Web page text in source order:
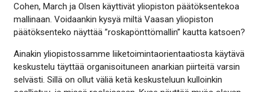
Cohen, March ja Olsen käyttivät yliopiston päätöksentekoa
mallinaan. Voidaankin kysyä miltä Vaasan yliopiston
päätöksenteko näyttää ”roskapönttömallin” kautta katsoen?
Ainakin yliopistossamme liiketoimintaorientaatiosta käytävä
keskustelu täyttää organisoituneen anarkian piirteitä varsin
selvästi. Sillä on ollut väliä ketä keskusteluun kulloinkin